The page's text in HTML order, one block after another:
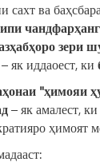
сахт ва
зери
як иддаоест, ки
"ҳимояи
– як амалест,
ҳимоят